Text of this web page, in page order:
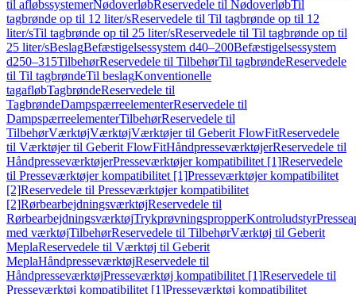
til afløbssystemerNødoverløbReservedele til NødoverløbTil
tagbrønde op til 12 liter/sReservedele til Til tagbrønde op til 12
liter/sTil tagbrønde op til 25 liter/sReservedele til Til tagbrønde op til
25 liter/sBeslagBefæstigelsessystem d40–200Befæstigelsessystem
d250–315TilbehørReservedele til TilbehørTil tagbrøndeReservedele
til Til tagbrøndeTil beslagKonventionelle
tagafløbTagbrøndeReservedele til
TagbrøndeDampspærreelementerReservedele til
DampspærreelementerTilbehørReservedele til
TilbehørVærktøjVærktøjVærktøjer til Geberit FlowFitReservedele
til Værktøjer til Geberit FlowFitHåndpresseværktøjerReservedele til
HåndpresseværktøjerPresseværktøjer kompatibilitet [1]Reservedele
til Presseværktøjer kompatibilitet [1]Presseværktøjer kompatibilitet
[2]Reservedele til Presseværktøjer kompatibilitet
[2]RørbearbejdningsværktøjReservedele til
RørbearbejdningsværktøjTrykprøvningspropperKontroludstyr
med værktøjTilbehørReservedele til TilbehørVærktøj til Geberit
MeplaReservedele til Værktøj til Geberit
MeplaHåndpresseværktøjReservedele til
HåndpresseværktøjPresseværktøj kompatibilitet [1]Reservedele til
Presseværktøj kompatibilitet [1]Presseværktøj kompatibilitet